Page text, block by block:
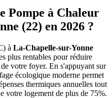
Pompe à Chaleur
(22) en 2026 ?
à La-Chapelle-sur-Yonne
plus rentables pour réduire
votre foyer. En s'appuyant sur
écologique moderne permet
thermiques annuelles tout
votre logement de plus de 75%.